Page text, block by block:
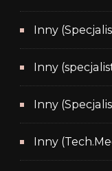
Inny
Inny
Inny
Inny